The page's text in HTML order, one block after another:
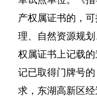
产权属证书的，
理、自然资源规
权属证书上记载
记已取得门牌号
求，东湖高新区